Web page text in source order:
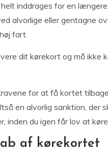
inddrages for en
alvorlige eller gentagne
fart.
dit kørekort og må ikke
for at få kortet
en alvorlig sanktion, der
du igen får lov at
af kørekortet